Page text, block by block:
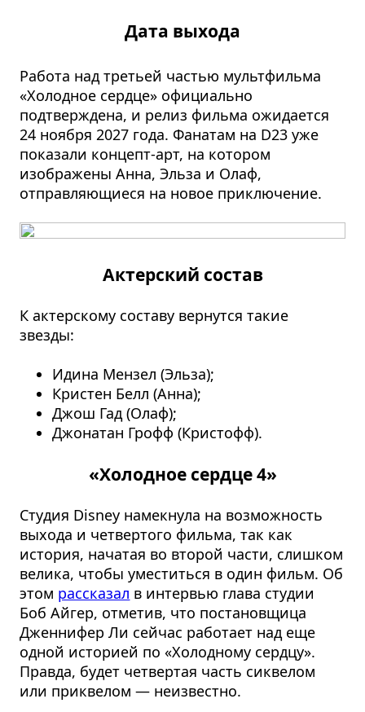
Дата выхода
Работа над третьей частью мультфильма
«Холодное сердце» официально
подтверждена, и релиз фильма ожидается
24 ноября 2027 года. Фанатам на D23 уже
показали концепт-арт, на котором
изображены Анна, Эльза и Олаф,
отправляющиеся на новое приключение.
Актерский состав
К актерскому составу вернутся такие
звезды:
Идина Мензел (Эльза);
Кристен Белл (Анна);
Джош Гад (Олаф);
Джонатан Грофф (Кристофф).
«Холодное сердце 4»
Студия Disney намекнула на возможность
выхода и четвертого фильма, так как
история, начатая во второй части, слишком
велика, чтобы уместиться в один фильм. Об
этом рассказал в интервью глава студии
Боб Айгер, отметив, что постановщица
Дженнифер Ли сейчас работает над еще
одной историей по «Холодному сердцу».
Правда, будет четвертая часть сиквелом
или приквелом — неизвестно.